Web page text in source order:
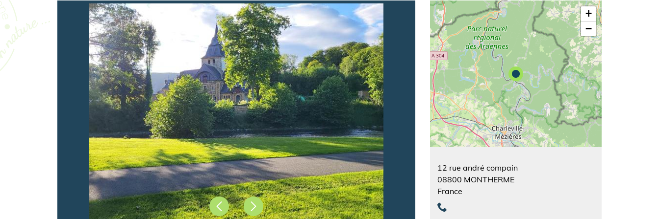
PrécédentSuivant
+
−
12 rue andré compain
08800 MONTHERME
France